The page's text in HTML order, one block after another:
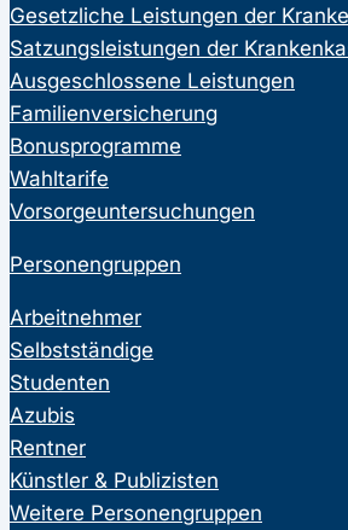
Gesetzliche Leistungen der
Satzungsleistungen der
Ausgeschlossene Leistungen
Familienversicherung
Bonusprogramme
Wahltarife
Vorsorgeuntersuchungen
Personengruppen
Arbeitnehmer
Selbstständige
Studenten
Azubis
Rentner
Künstler & Publizisten
Weitere Personengruppen